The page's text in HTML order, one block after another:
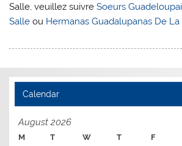
Salle, veuillez suivreSoeurs
Salle ou Hermanas Guadalupanas De La
Calendar
August 2026
M T W T F